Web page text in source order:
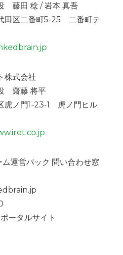
田 稔 / 岩本 真吾
区二番町5-25 二番町テ
式会社
齋藤 将平
ノ門1-23-1 虎ノ門ヒル
運営パック 問い合わせ窓
ータルサイト